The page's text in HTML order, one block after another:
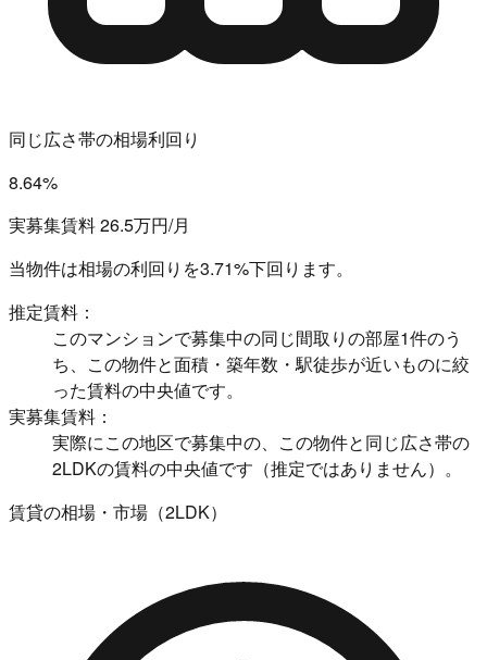
同じ広さ帯の相場利回り
8.64%
実募集賃料 26.5万円/月
当物件は相場の利回りを3.71%下回ります。
推定賃料：
このマンションで募集中の同じ間取りの部屋1件のう
ち、この物件と面積・築年数・駅徒歩が近いものに絞
った賃料の中央値です。
実募集賃料：
実際にこの地区で募集中の、この物件と同じ広さ帯の
2LDKの賃料の中央値です（推定ではありません）。
賃貸の相場・市場（2LDK）